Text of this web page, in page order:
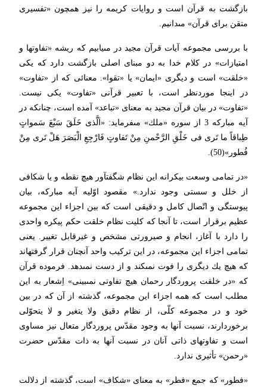
بازگشت به قرآن است و روایات كریمه را نیز همچون «تفسیرى
متقن براى قرآن» مى‏دانیم.
با بررسى مجموعه آیات قرآن مجید در مى‏یابیم كه ریشه «تفاوت‏ها و
امتیازات» در كلام خدا به دو مبناى اصلى بازگشت دارد كه یكى
«خلقت» است و دیگرى «ایمان» یا «تقوا». معنائى كه از «تفاوت»
در اینجا موردنظر است، با تعبیر قرآنى «تفاوت» یكى نیست.
«تفاوت» در بیان قرآن مجید به معناى «تباعد» آمده است، چنانكه در
آیه مباركه 3 از سوره «ملك» مى‏فرماید: «اَلَّذى خَلَقَ سَبْعَ سَمواتٍ
طِباقاً ما تَرى‏ فى خَلْقِ الرَّحْمنِ مِنْ تَفاوتٍ فَارْجِعِ الْبَصَرَ هَلْ تَرى‏ مِنْ
فُطور»(50).
«در تمامى وسعت بیكرانه این نظام شگفت‏آور هیچ نقطه و یا شكافى
از خلل و سستى وجود ندارد.» مقصود اوّلیه آیه مباركه، بیان
پیوستگى و اتّصال كامل و دقیقى است كه بین اجزاء این مجموعه
عظیم برقرار است، تا آنجا كه كلیت نظام خلقت حكم پیكره واحدى
را دارد با آغاز، انجام و صیرورتى مشخص و غیرقابل تغییر. یعنى
تمامى اجزاء این مجموعه، در این تركیب واحد آنچنان قرار گرفته‏اند
كه هیچ یك دیگرى را فوت نمى‏كند و از دست نمى‏دهد. فرموده قرآن
كه «در خلقت پروردگار رحمان هیچ تفاوتى نمى‏بینى» اِشعار به این
مطلب است كه همه اجزاء این مجموعه، گذشته از آن كه در بین
خود و در مجموعه كلّى، از نظام دقیق ولا یتغیر و لا یتحوّلى
برخوردارند، نسبت آنها به وجود مقدّس پروردگار متعال نیز مساوى
است و تفاوتهاى ذاتى آنان در نسبت آنها به ذات مقدّس حضرت
«رحمن» تأثیرى ندارد.
«فطور» كه جمع «فطر» به معناى «شكاف» است، گذشته از دلالت